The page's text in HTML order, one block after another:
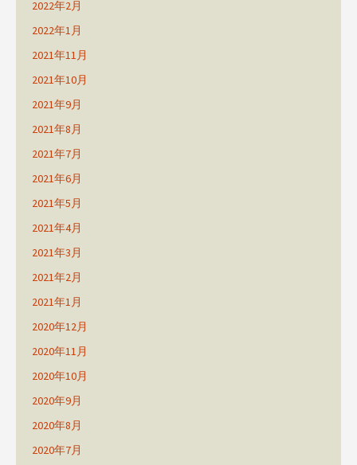
2022年2月
2022年1月
2021年11月
2021年10月
2021年9月
2021年8月
2021年7月
2021年6月
2021年5月
2021年4月
2021年3月
2021年2月
2021年1月
2020年12月
2020年11月
2020年10月
2020年9月
2020年8月
2020年7月